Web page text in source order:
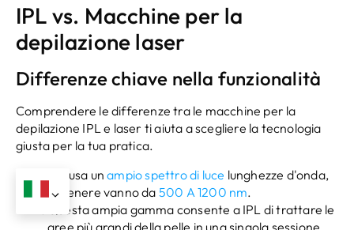
IPL vs. Macchine per la
depilazione laser
Differenze chiave nella funzionalità
Comprendere le differenze tra le macchine per la
depilazione IPL e laser ti aiuta a scegliere la tecnologia
giusta per la tua pratica.
IPL usa unampio spettro di luce lunghezze d'onda,
in genere vanno da 500 A 1200 nm.
Questa ampia gamma consente a IPL di trattare le
aree più grandi della pelle in una singola sessione.